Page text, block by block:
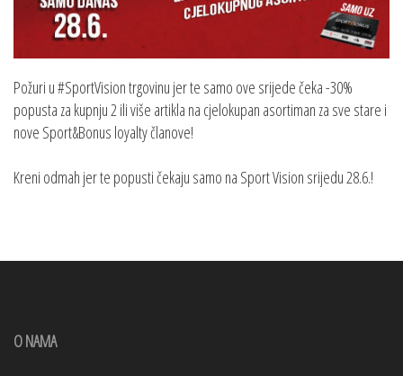
Požuri u #SportVision trgovinu jer te samo ove srijede čeka -30%
popusta za kupnju 2 ili više artikla na cjelokupan asortiman za sve stare i
nove Sport&Bonus loyalty članove!
Kreni odmah jer te popusti čekaju samo na Sport Vision srijedu 28.6.!
O NAMA